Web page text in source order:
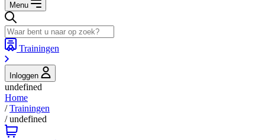
Menu
Trainingen
Inloggen
undefined
Home
/Trainingen
/undefined